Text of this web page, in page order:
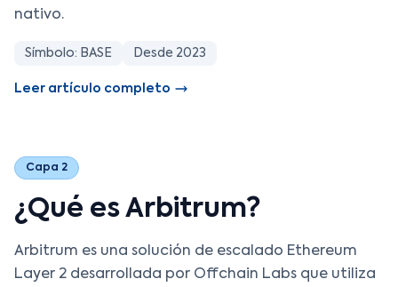
nativo.
Símbolo: BASE Desde 2023
Leer artículo completo
Capa 2
¿Qué es Arbitrum?
Arbitrum es una solución de escalado Ethereum
Layer 2 desarrollada por Offchain Labs que utiliza